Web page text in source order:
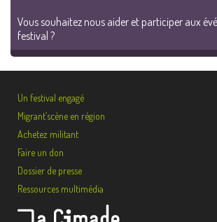
Vous souhaitez nous aider et participer aux
festival ?
Un festival engagé
Migrant’scène en région
Achetez militant
Faire un don
Dossier de presse
Ressources multimédia